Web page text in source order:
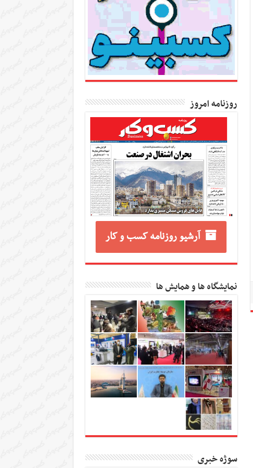
روزنامه امروز
آرشیو روزنامه کسب و کار
نمایشگاه ها و همایش ها
سوژه خبری